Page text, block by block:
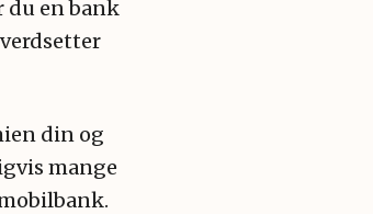
du en bank
din og
mange